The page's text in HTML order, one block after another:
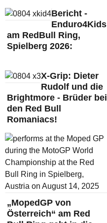
Bericht -
Enduro4Kids
am RedBull Ring,
Spielberg 2026:
X-Grip: Dieter
Rudolf und die
Brightmore - Brüder bei
den Red Bull
Romaniacs!
„MopedGP von
Österreich“ am Red